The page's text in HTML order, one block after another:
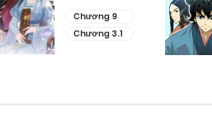
Chương 9
Chương 3.1